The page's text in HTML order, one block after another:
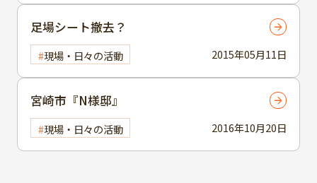
2015年05月11日
足場シート撤去？
現場・日々の活動
2016年10月20日
宮崎市『N様邸』
現場・日々の活動